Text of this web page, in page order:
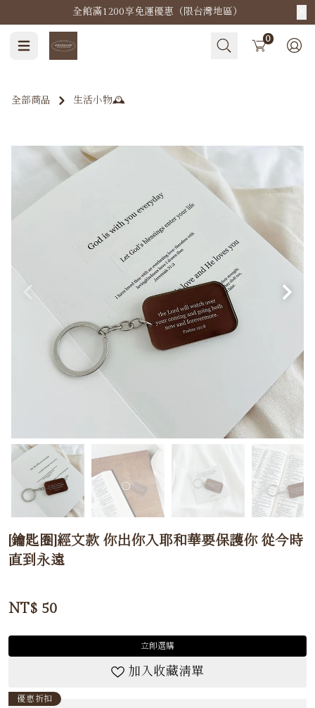
全館滿1200享免運優惠（限台灣地區）
Cart 0
全部商品 生活小物🕰
[鑰匙圈]經文款 ‬‬‬‬你出你入耶和華要保護你 從今時
直到永遠
NT$ 50
立即選購
加入收藏清單
優惠折扣